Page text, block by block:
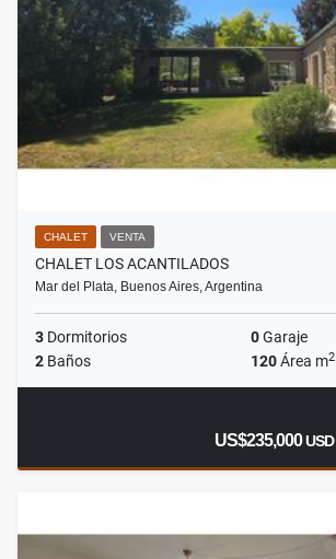
CHALET VENTA
CHALET LOS ACANTILADOS
Mar del Plata, Buenos Aires, Argentina
3 Dormitorios 0Garaje
2 Baños 120Área m2
US$235,000USD